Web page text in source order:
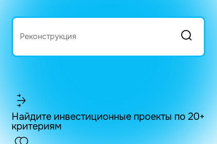
Найдите инвестиционные проекты по 20+
критериям